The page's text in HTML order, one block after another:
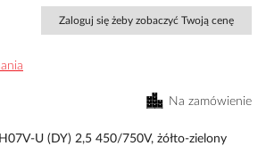
Zaloguj się żeby zobaczyć Twoją cenę
Na zamówienie
U (DY) 2,5 450/750V, żółto-zielony